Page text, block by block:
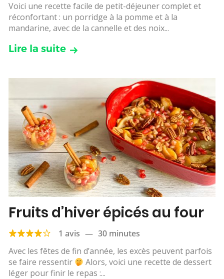
Voici une recette facile de petit-déjeuner complet et
réconfortant : un porridge à la pomme et à la
mandarine, avec de la cannelle et des noix...
Lire la suite
Fruits d’hiver épicés au four
1 avis — 30 minutes
Avec les fêtes de fin d’année, les excès peuvent parfois
se faire ressentir
Alors, voici une recette de dessert
léger pour finir le repas :...